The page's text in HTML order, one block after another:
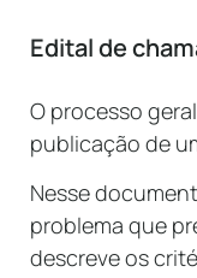
Edital de
O processo
publicação de
Nesse
problema que
descreve os